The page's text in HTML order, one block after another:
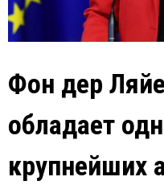
Фон дер
обладает
крупнейших